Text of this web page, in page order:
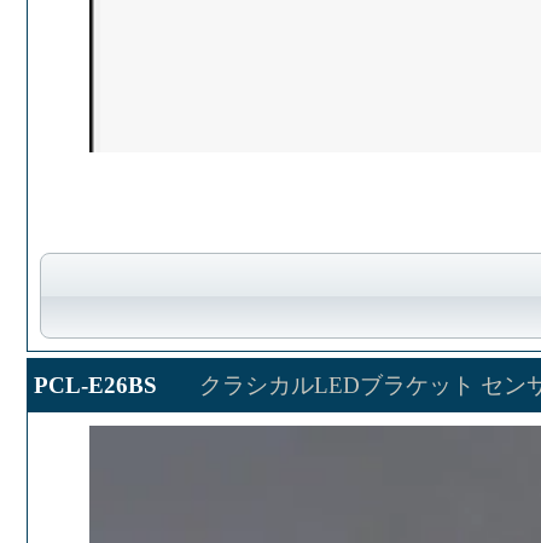
PCL-E26BS クラシカルLEDブラケット セン